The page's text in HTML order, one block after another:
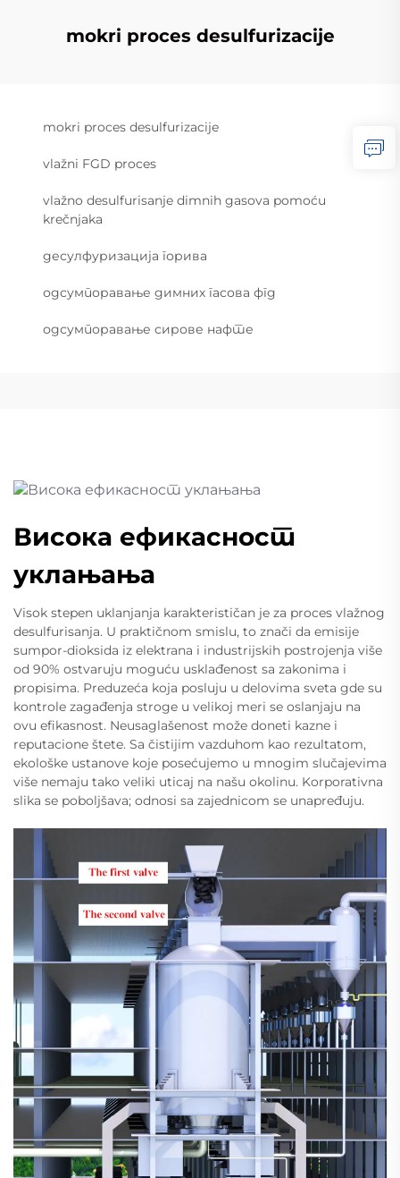
mokri proces desulfurizacije
mokri proces desulfurizacije
vlažni FGD proces
vlažno desulfurisanje dimnih gasova pomoću
krečnjaka
десулфуризација горива
одсумпоравање димних гасова фгд
одсумпоравање сирове нафте
Висока ефикасност
уклањања
Visok stepen uklanjanja karakterističan je za proces vlažnog
desulfurisanja. U praktičnom smislu, to znači da emisije
sumpor-dioksida iz elektrana i industrijskih postrojenja više
od 90% ostvaruju moguću usklađenost sa zakonima i
propisima. Preduzeća koja posluju u delovima sveta gde su
kontrole zagađenja stroge u velikoj meri se oslanjaju na
ovu efikasnost. Neusaglašenost može doneti kazne i
reputacione štete. Sa čistijim vazduhom kao rezultatom,
ekološke ustanove koje posećujemo u mnogim slučajevima
više nemaju tako veliki uticaj na našu okolinu. Korporativna
slika se poboljšava; odnosi sa zajednicom se unapređuju.